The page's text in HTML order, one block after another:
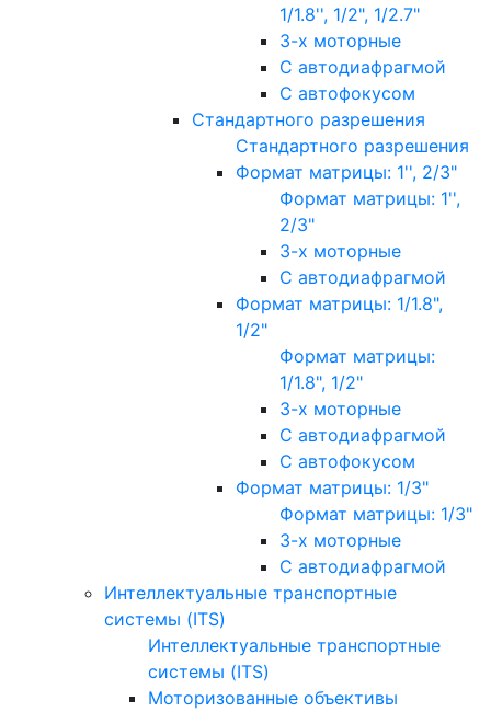
1/1.8'', 1/2", 1/2.7"
3-х моторные
С автодиафрагмой
С автофокусом
Стандартного разрешения
Стандартного разрешения
Формат матрицы: 1'', 2/3"
Формат матрицы: 1'',
2/3"
3-х моторные
С автодиафрагмой
Формат матрицы: 1/1.8",
1/2"
Формат матрицы:
1/1.8", 1/2"
3-х моторные
С автодиафрагмой
С автофокусом
Формат матрицы: 1/3"
Формат матрицы: 1/3"
3-х моторные
С автодиафрагмой
Интеллектуальные транспортные
системы (ITS)
Интеллектуальные транспортные
системы (ITS)
Моторизованные объективы